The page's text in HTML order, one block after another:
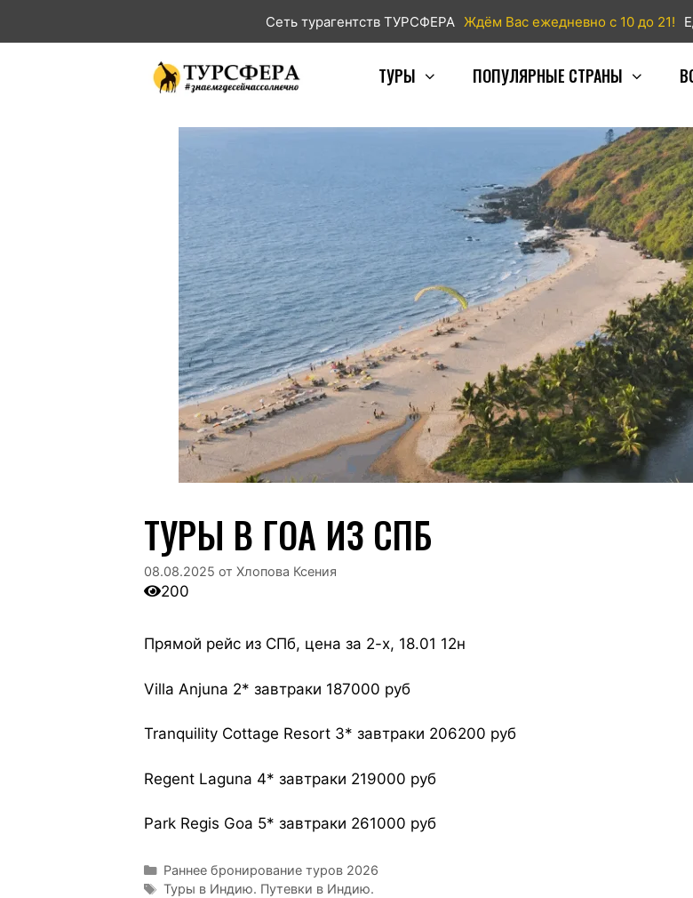
Сеть турагентств ТУРСФЕРА Ждём Вас ежедневно с 10 до 21!
ТУРЫ ПОПУЛЯРНЫЕ СТРАНЫ
ТУРЫ В ГОА ИЗ СПБ
08.08.2025 от Хлопова Ксения
200
Прямой рейс из СПб, цена за 2-х, 18.01 12н
Villa Anjuna 2* завтраки 187000 руб
Tranquility Cottage Resort 3* завтраки 206200 руб
Regent Laguna 4* завтраки 219000 руб
Park Regis Goa 5* завтраки 261000 руб
Раннее бронирование туров 2026
Туры в Индию. Путевки в Индию.